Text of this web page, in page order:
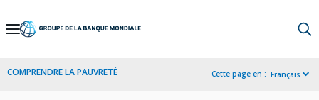
Skip
Navigation
COMPRENDRE LA PAUVRETÉ Cette page en : Français